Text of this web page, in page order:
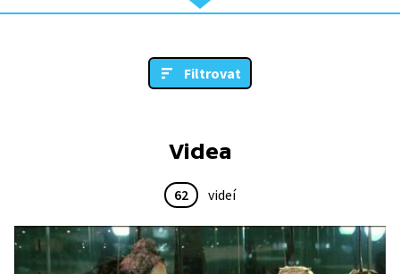
Filtrovat
Videa
62 videí